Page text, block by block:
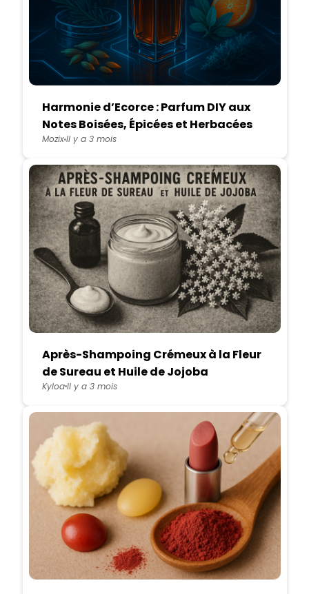
Harmonie d’Ecorce : Parfum DIY aux
Notes Boisées, Épicées et Herbacées
MozixIl y a 3 mois
Après-Shampoing Crémeux à la Fleur
de Sureau et Huile de Jojoba
KyloaIl y a 3 mois